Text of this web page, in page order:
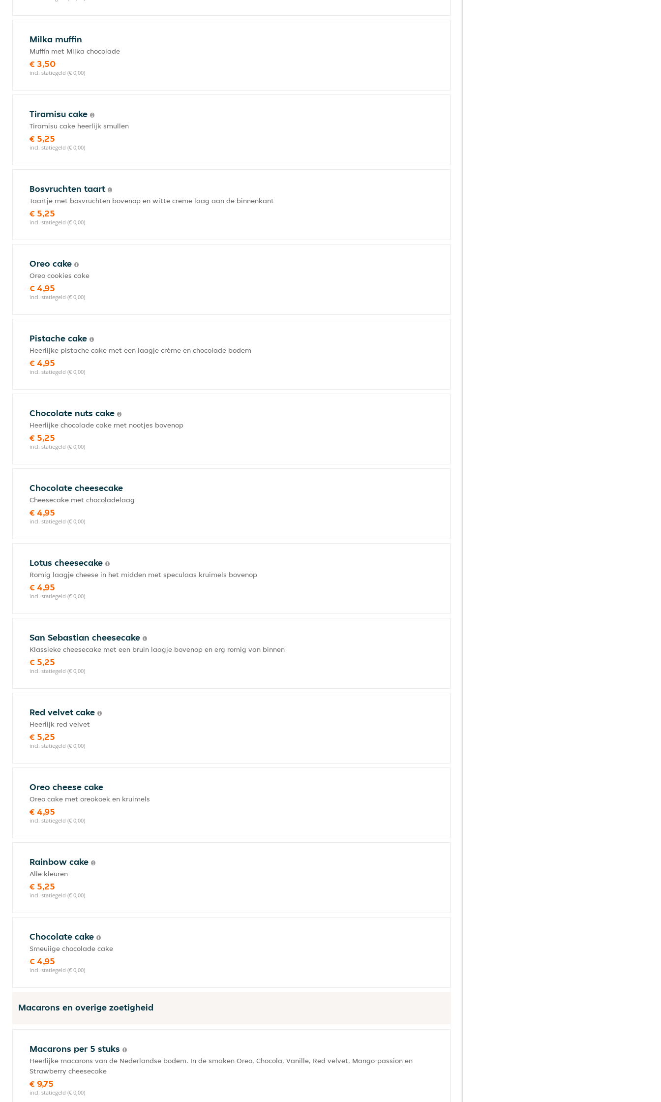
Milka muffin
Muffin met Milka chocolade
€ 3,50
incl. statiegeld (€ 0,00)
Tiramisu cake
Tiramisu cake heerlijk smullen
€ 5,25
incl. statiegeld (€ 0,00)
Bosvruchten taart
Taartje met bosvruchten bovenop en witte creme laag aan de binnenkant
€ 5,25
incl. statiegeld (€ 0,00)
Oreo cake
Oreo cookies cake
€ 4,95
incl. statiegeld (€ 0,00)
Pistache cake
Heerlijke pistache cake met een laagje crème en chocolade bodem
€ 4,95
incl. statiegeld (€ 0,00)
Chocolate nuts cake
Heerlijke chocolade cake met nootjes bovenop
€ 5,25
incl. statiegeld (€ 0,00)
Chocolate cheesecake
Cheesecake met chocoladelaag
€ 4,95
incl. statiegeld (€ 0,00)
Lotus cheesecake
Romig laagje cheese in het midden met speculaas kruimels bovenop
€ 4,95
incl. statiegeld (€ 0,00)
San Sebastian cheesecake
Klassieke cheesecake met een bruin laagje bovenop en erg romig van binnen
€ 5,25
incl. statiegeld (€ 0,00)
Red velvet cake
Heerlijk red velvet
€ 5,25
incl. statiegeld (€ 0,00)
Oreo cheese cake
Oreo cake met oreokoek en kruimels
€ 4,95
incl. statiegeld (€ 0,00)
Rainbow cake
Alle kleuren
€ 5,25
incl. statiegeld (€ 0,00)
Chocolate cake
Smeuiige chocolade cake
€ 4,95
incl. statiegeld (€ 0,00)
Macarons en overige zoetigheid
Macarons per 5 stuks
Heerlijke macarons van de Nederlandse bodem. In de smaken Oreo, Chocola, Vanille, Red velvet, Mango-passion en
Strawberry cheesecake
€ 9,75
incl. statiegeld (€ 0,00)